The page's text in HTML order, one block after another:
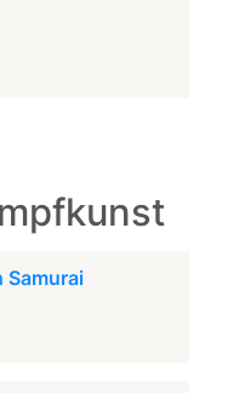
Samurai